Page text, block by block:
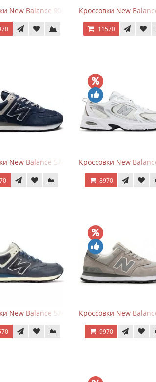
Pack Grey
New Balance 9060 x Joe Freshgoods Dark
Кроссовки New
11570
New Balance 574 Navy Blue Grey
Кроссовки New
8970
New Balance 574 Classic Blue White Leather
Кроссовки New
9970